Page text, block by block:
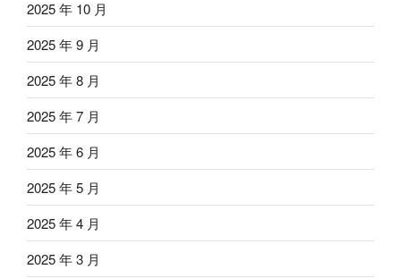
2025 年 10 月
2025 年 9 月
2025 年 8 月
2025 年 7 月
2025 年 6 月
2025 年 5 月
2025 年 4 月
2025 年 3 月